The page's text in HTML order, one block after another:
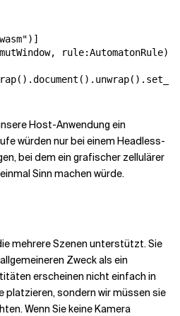
rule:AutomatonRule)
Host-Anwendung ein
würden nur bei einem Headless-
bei dem ein grafischer zellulärer
Sinn machen würde.
mehrere Szenen unterstützt. Sie
Zweck als ein
erscheinen nicht einfach in
platzieren, sondern wir müssen sie
Wenn Sie keine Kamera